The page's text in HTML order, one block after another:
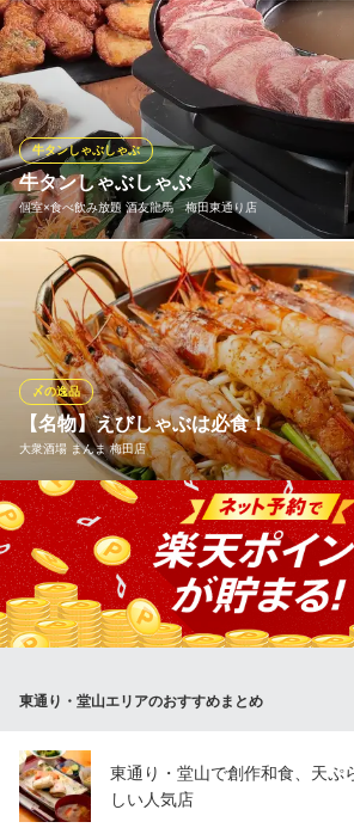
素材にこだわったブランド豚を使用した多
ぶ！ こだわりのお肉はもちろん、季節の新
究を重ねた特性出汁にくぐらせてば最上級
い！
個室居酒屋 食べ飲み放題 寿司 焼き鳥
個室食べ飲み放題居酒屋
大阪メトロ谷町線中崎町駅 徒歩6分
大阪府大阪市北区堂山町2-11 MKビートルビル2F
牛タンしゃぶしゃぶ
個室×食べ飲み放題 酒友龍馬 梅田東通り店
牛タンしゃぶしゃぶ
人気メニューの牛タンしゃぶしゃぶ。旨味
ぐらせたっぷりのお野菜と一緒にご賞味く
の宴会にピッタリのコースでも◎
個室×食べ飲み放題 酒友龍馬 梅田東通
四国の郷土料理居酒屋
大阪メトロ谷町線東梅田駅 徒歩5分
大阪府大阪市北区堂山町6-6 ステージゴールドビル2 1
【名物】えびしゃぶは必食！
大衆酒場 まんま 梅田店
〆の逸品
海老好きにはたまらない看板メニューです
ど新鮮なプリプリの海老を、こだわりの特
せていただく贅沢なスタイル。口いっぱい
旨味、そしてとろけるような食感は一度食
美味しさで、リピーター続出の逸品です。
大衆酒場・居酒屋
大阪府大阪市北区堂山町1-14
東通り・堂山エリアのおすすめまとめ
東通り・堂山で創作和食、天ぷ
しい人気店